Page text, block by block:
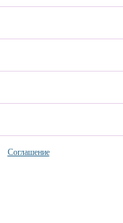
Соглашение